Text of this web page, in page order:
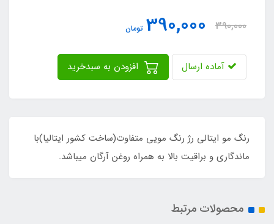
390,000
390,000 تومان
آماده ارسال
رنگ مو ایتالی رژ رنگ مویی متفاوت(ساخت کشور ایتالیا)با
ماندگاری و براقیت بالا به همراه روغن آرگان میباشد.
محصولات مرتبط